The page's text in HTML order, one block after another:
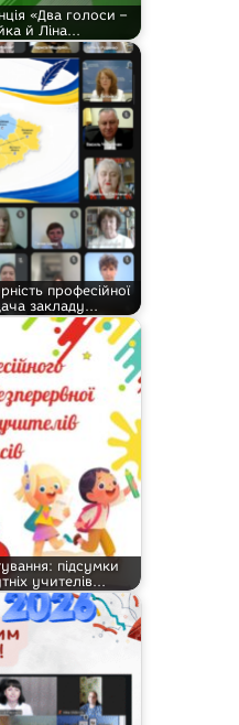
«Два голоси –
й Ліна…
професійної
закладу…
підсумки
учителів…